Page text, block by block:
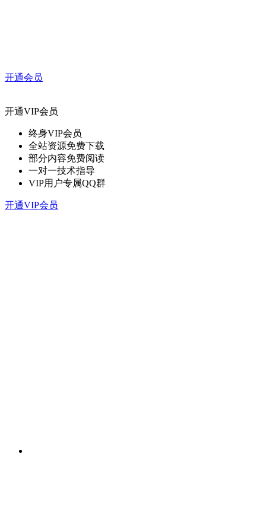
开通会员
开通VIP会员
终身VIP会员
全站资源免费下载
部分内容免费阅读
一对一技术指导
VIP用户专属QQ群
开通VIP会员